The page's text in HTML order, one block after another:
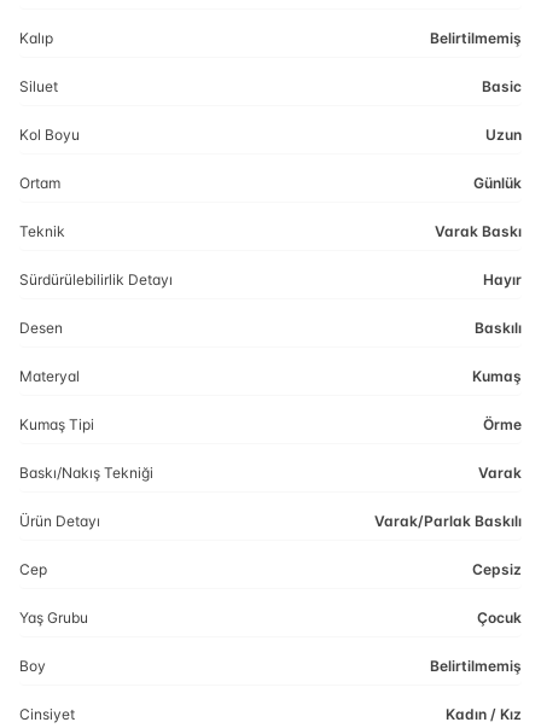
Kalıp Belirtilmemiş
Siluet Basic
Kol Boyu Uzun
Ortam Günlük
Teknik Varak Baskı
Sürdürülebilirlik Detayı Hayır
Desen Baskılı
Materyal Kumaş
Kumaş Tipi Örme
Baskı/Nakış Tekniği Varak
Ürün Detayı Varak/Parlak Baskılı
Cep Cepsiz
Yaş Grubu Çocuk
Boy Belirtilmemiş
Cinsiyet Kadın / Kız